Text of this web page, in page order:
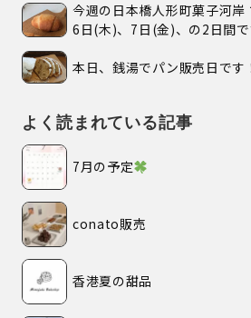
今週の日本橋人形町菓子河岸
6日(木)、7日(金)、の2日間で
本日、銭湯でパン販売日です
よく読まれている記事
7月の予定
conato販売
香港夏の甜品